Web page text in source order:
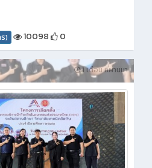
) 10098 0
1 เดือน ที่ผ่านมา